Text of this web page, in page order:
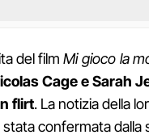
del film Mi gioco la
Cagee Sarah
flirt. La notizia della
confermata dalla